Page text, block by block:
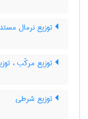
توزیع نرمال
توزیع مرکّب ،
توزیع شرطی